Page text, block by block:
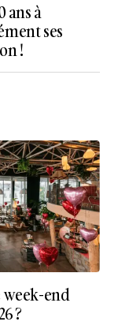
ans à
ses
!
week-end
?